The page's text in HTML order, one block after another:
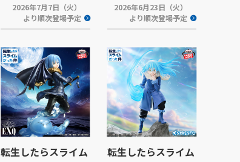
2026年7月7日（火）
より順次登場予定
2026年6月23日（火）
より順次登場予定
転生したらスライム
転生したらスライム